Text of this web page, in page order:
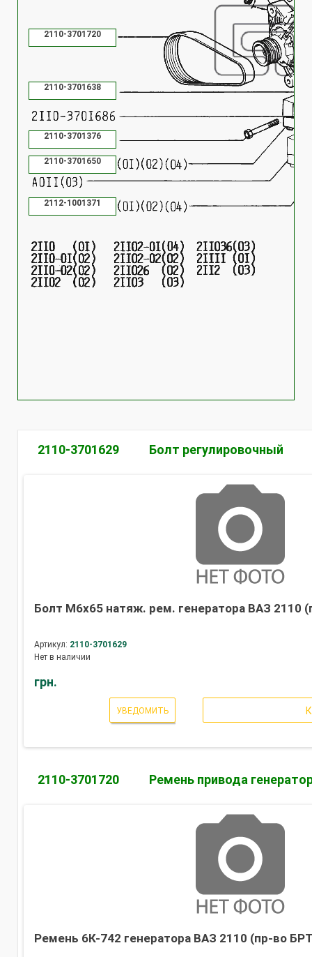
2110-3701376
2110-3701638
2110-3701650
2110-3701720
2112-1001371
2110-3701629 Болт регулировочный
Болт М6х65 натяж. рем. генератора ВАЗ 2110
Артикул: 2110-3701629
Нет в наличии
грн.
УВЕДОМИТЬ
2110-3701720 Ремень привода
Ремень 6К-742 генератора ВАЗ 2110 (пр-во